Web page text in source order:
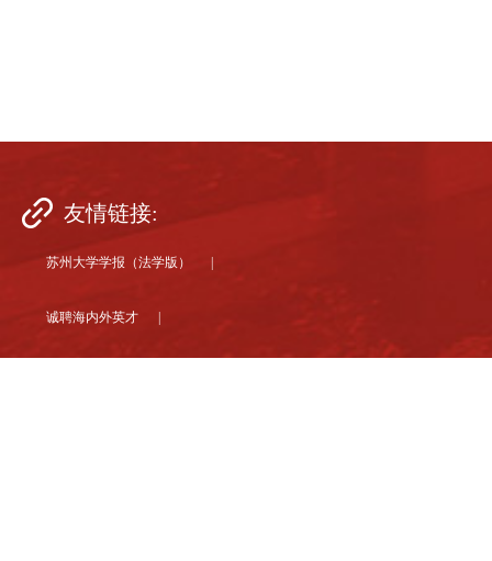
友情链接:
苏州大学学报（法学版） |
诚聘海内外英才 |